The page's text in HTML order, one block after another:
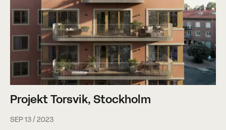
Projekt Torsvik, Stockholm
SEP 13 / 2023